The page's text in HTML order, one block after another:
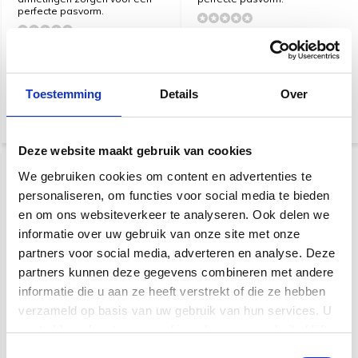
Toestemming Details Over
Deze website maakt gebruik van cookies
We gebruiken cookies om content en advertenties te
personaliseren, om functies voor social media te bieden
en om ons websiteverkeer te analyseren. Ook delen we
informatie over uw gebruik van onze site met onze
partners voor social media, adverteren en analyse. Deze
partners kunnen deze gegevens combineren met andere
informatie die u aan ze heeft verstrekt of die ze hebben
verzameld op basis van uw gebruik van hun services. U
gaat akkoord met onze cookies als u onze website blijft
perfecte pasvorm.
€ 39,-
€ 46,-
Boss BAC-KTNART
Katana Artist
Roland RAC-JC22 Jazz